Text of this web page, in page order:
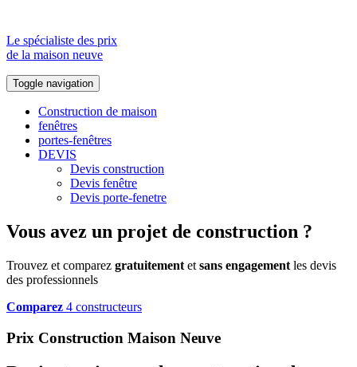
Le spécialiste des prix
de la maison neuve
Toggle navigation
Construction de maison
fenêtres
portes-fenêtres
DEVIS
Devis construction
Devis fenêtre
Devis porte-fenetre
Vous avez un projet de construction ?
Trouvez et comparez gratuitement et sans engagement les devis
des professionnels
Comparez 4 constructeurs
Prix Construction Maison Neuve